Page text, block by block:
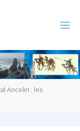
Ancelin : les